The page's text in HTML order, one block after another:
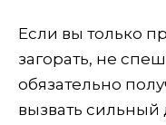
Если вы только
загорать, не
обязательно
вызвать